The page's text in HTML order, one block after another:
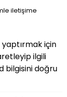
iletişime
için
ilgili
bilgisini doğru